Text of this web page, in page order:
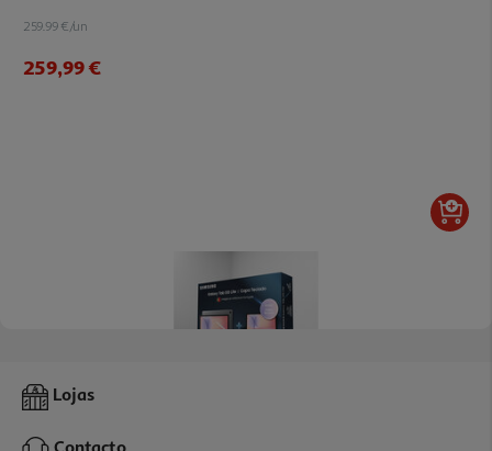
259.99 €/un
259,99 €
Pack Samsung Tab S10 Lite 256gb + Capa Tecl
Lojas